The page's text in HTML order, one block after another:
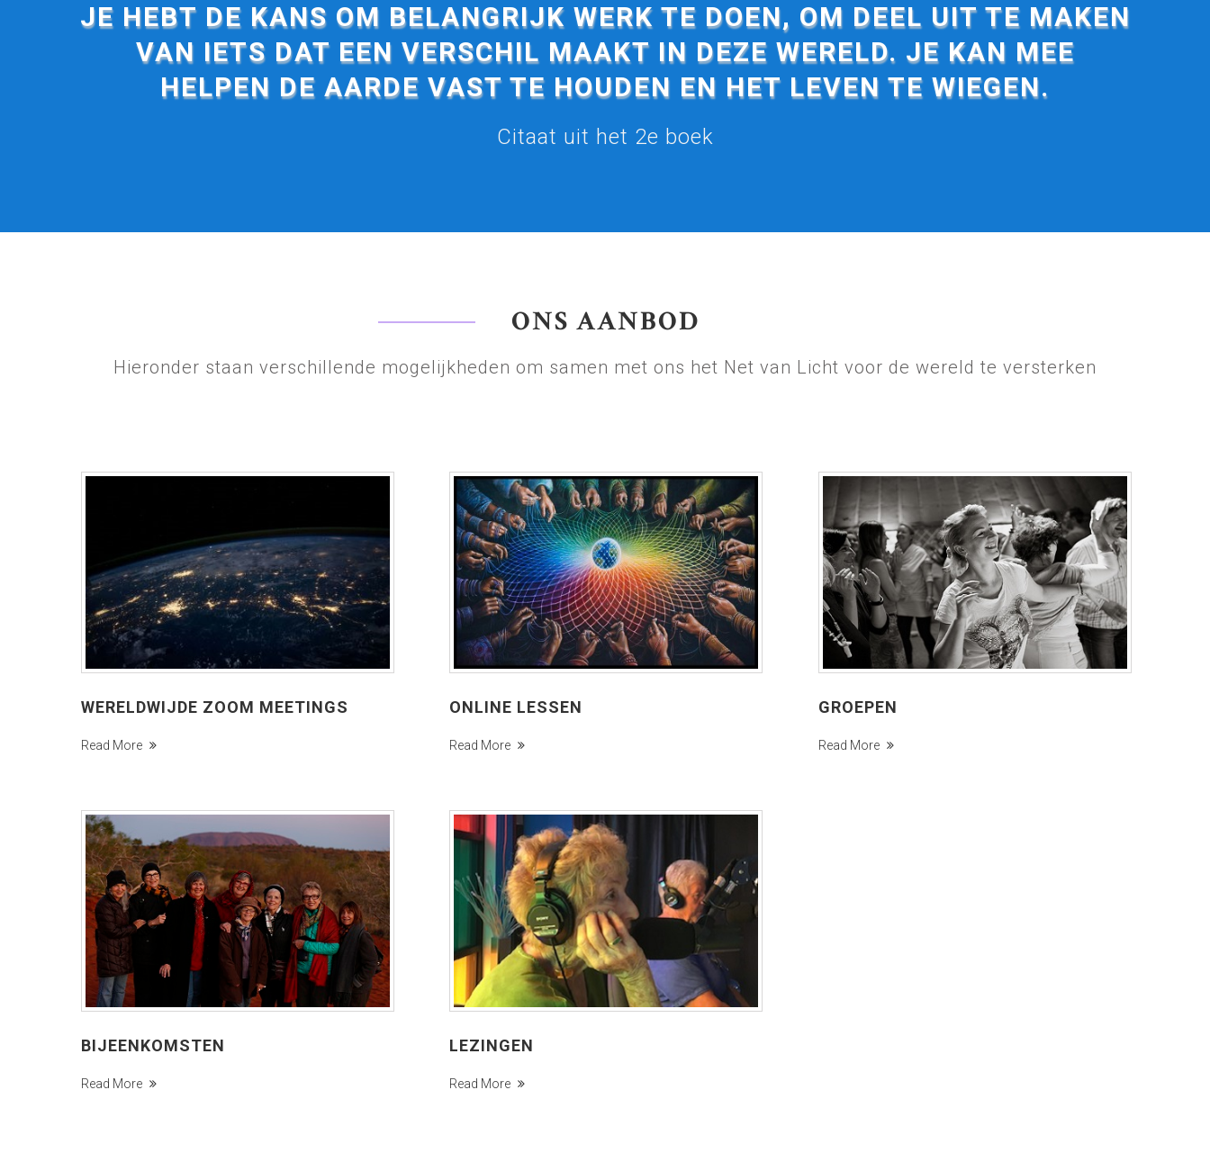
JE HEBT DE KANS OM BELANGRIJK WERK TE DOEN, OM DEEL UIT TE MAKEN
VAN IETS DAT EEN VERSCHIL MAAKT IN DEZE WERELD. JE KAN MEE
HELPEN DE AARDE VAST TE HOUDEN EN HET LEVEN TE WIEGEN.
Citaat uit het 2e boek
ONS AANBOD
Hieronder staan verschillende mogelijkheden om samen met ons het Net van Licht voor de wereld te versterken
WERELDWIJDE ZOOM MEETINGS
Read More
ONLINE LESSEN
Read More
GROEPEN
Read More
BIJEENKOMSTEN
Read More
LEZINGEN
Read More